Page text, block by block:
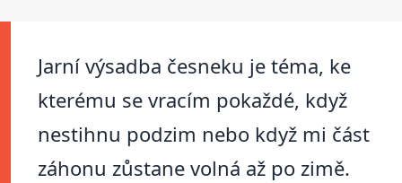
Jarní výsadba česneku je téma, ke
kterému se vracím pokaždé, když
nestihnu podzim nebo když mi část
záhonu zůstane volná až po zimě.